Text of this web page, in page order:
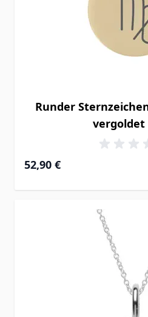
Runder
vergoldet
52,90 €